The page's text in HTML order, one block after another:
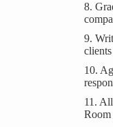
8.
9.
10.
11.
Room